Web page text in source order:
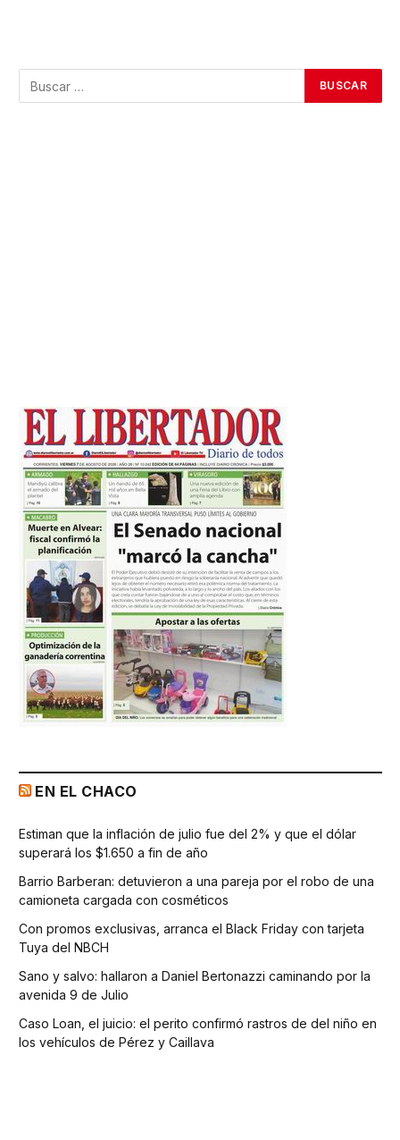
EN EL CHACO
Estiman que la inflación de julio fue del 2% y que el dólar
superará los $1.650 a fin de año
Barrio Barberan: detuvieron a una pareja por el robo de una
camioneta cargada con cosméticos
Con promos exclusivas, arranca el Black Friday con tarjeta
Tuya del NBCH
Sano y salvo: hallaron a Daniel Bertonazzi caminando por la
avenida 9 de Julio
Caso Loan, el juicio: el perito confirmó rastros de del niño en
los vehículos de Pérez y Caillava